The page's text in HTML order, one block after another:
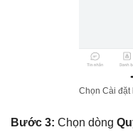
Chọn Cài
Bước 3: Chọn dòng